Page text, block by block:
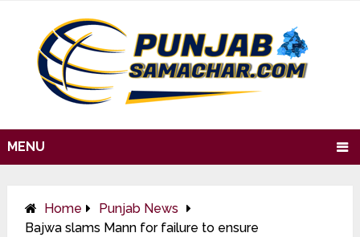
MENU
Home
Punjab News
Bajwa slams Mann for failure to ensure